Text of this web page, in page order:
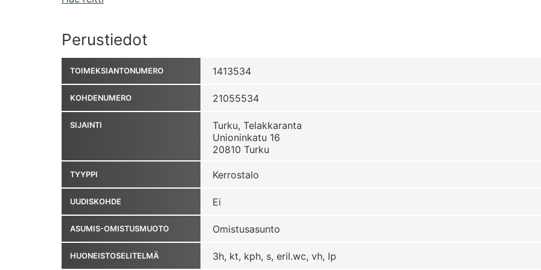
Perustiedot
TOIMEKSIANTONUMERO 1413534
KOHDENUMERO 21055534
SIJAINTI
Turku, Telakkaranta
Unioninkatu 16
20810 Turku
TYYPPI Kerrostalo
UUDISKOHDE Ei
ASUMIS-OMISTUSMUOTO Omistusasunto
HUONEISTOSELITELMÄ 3h, kt, kph, s, eril.wc, vh, lp